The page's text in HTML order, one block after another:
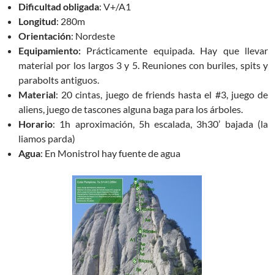
Dificultad obligada: V+/A1
Longitud: 280m
Orientación: Nordeste
Equipamiento: Prácticamente equipada. Hay que llevar
material por los largos 3 y 5. Reuniones con buriles, spits y
parabolts antiguos.
Material: 20 cintas, juego de friends hasta el #3, juego de
aliens, juego de tascones alguna baga para los árboles.
Horario: 1h aproximación, 5h escalada, 3h30’ bajada (la
liamos parda)
Agua: En Monistrol hay fuente de agua